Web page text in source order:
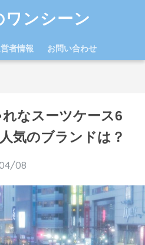
ワンシーン
者情報 お問い合わせ
なスーツケース6
気のブランドは？
08